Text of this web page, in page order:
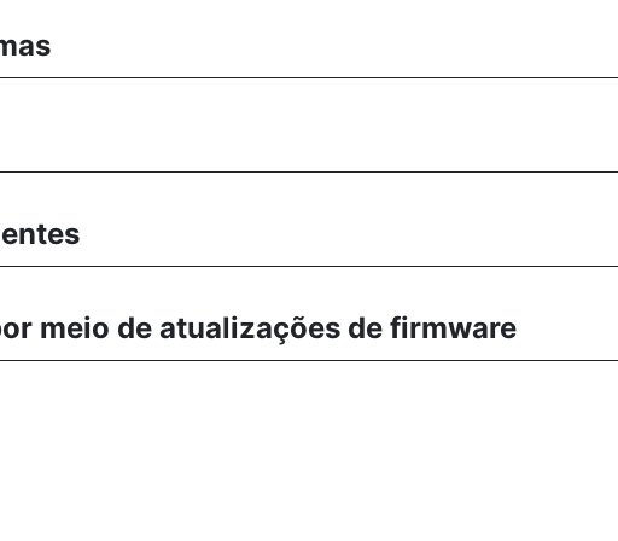
meio de atualizações de firmware